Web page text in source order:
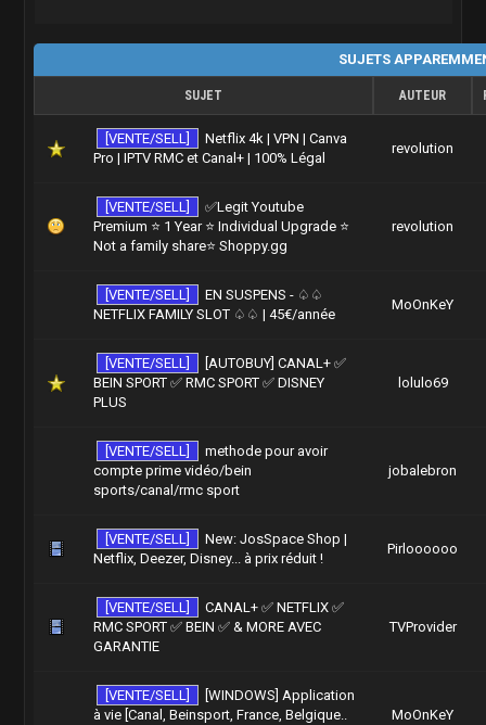
SUJETS
SUJET AUTEUR
[VENTE/SELL]
Netflix 4k | VPN | Canva
Pro | IPTV RMC et Canal+ | 100% Légal
revolution
[VENTE/SELL]
✅Legit Youtube
Premium ⭐ 1 Year ⭐ Individual Upgrade ⭐
Not a family share⭐ Shoppy.gg
revolution
[VENTE/SELL]
EN SUSPENS - ♤♤
NETFLIX FAMILY SLOT ♤♤ | 45€/année
MoOnKeY
[VENTE/SELL]
[AUTOBUY] CANAL+ ✅
BEIN SPORT ✅ RMC SPORT ✅ DISNEY
PLUS
lolulo69
[VENTE/SELL]
methode pour avoir
compte prime vidéo/bein
sports/canal/rmc sport
jobalebron
[VENTE/SELL]
New: JosSpace Shop |
Netflix, Deezer, Disney... à prix réduit !
Pirloooooo
[VENTE/SELL]
CANAL+ ✅ NETFLIX ✅
RMC SPORT ✅ BEIN ✅ & MORE AVEC
GARANTIE
TVProvider
[VENTE/SELL]
[WINDOWS] Application
à vie [Canal, Beinsport, France, Belgique..
MoOnKeY